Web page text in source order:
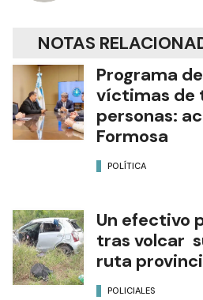
NOTAS
Programa
víctimas de
personas:
Formosa
POLÍTICA
Un efectivo
tras volcar
ruta
POLICIALES